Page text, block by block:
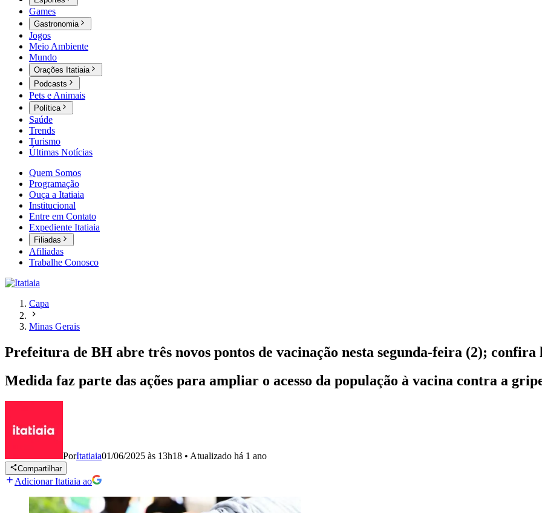
Games
Gastronomia
Jogos
Meio Ambiente
Mundo
Orações Itatiaia
Podcasts
Pets e Animais
Política
Saúde
Trends
Turismo
Últimas Notícias
Quem Somos
Programação
Ouça a Itatiaia
Institucional
Entre em Contato
Expediente Itatiaia
Filiadas
Afiliadas
Trabalhe Conosco
Capa
Minas Gerais
Prefeitura de BH abre três novos pontos de vacinação nesta segunda-feira (2); confira
Medida faz parte das ações para ampliar o acesso da população à vacina contra a
PorItatiaia01/06/2025 às 13h18 • Atualizado há 1 ano
Compartilhar
Adicionar Itatiaia ao